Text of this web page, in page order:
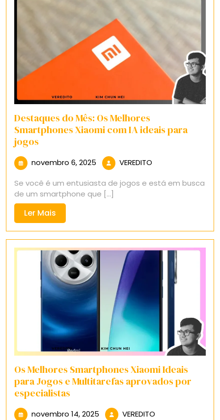
Destaques do Mês: Os Melhores
Smartphones Xiaomi com IA ideais para
jogos
novembro 6, 2025 novembro
2025
VEREDITO
Se você é um entusiasta de jogos e está em busca
de um smartphone que [...]
Ler Mais
Mais
Os Melhores Smartphones Xiaomi Ideais
para Jogos e Multitarefas aprovados por
especialistas
novembro 14, 2025 novembroVEREDITO